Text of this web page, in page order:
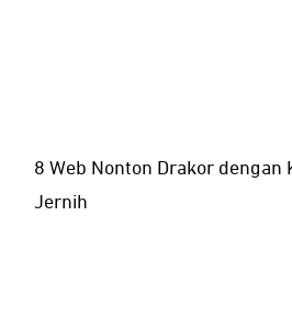
8 Web Nonton Drakor dengan
Jernih